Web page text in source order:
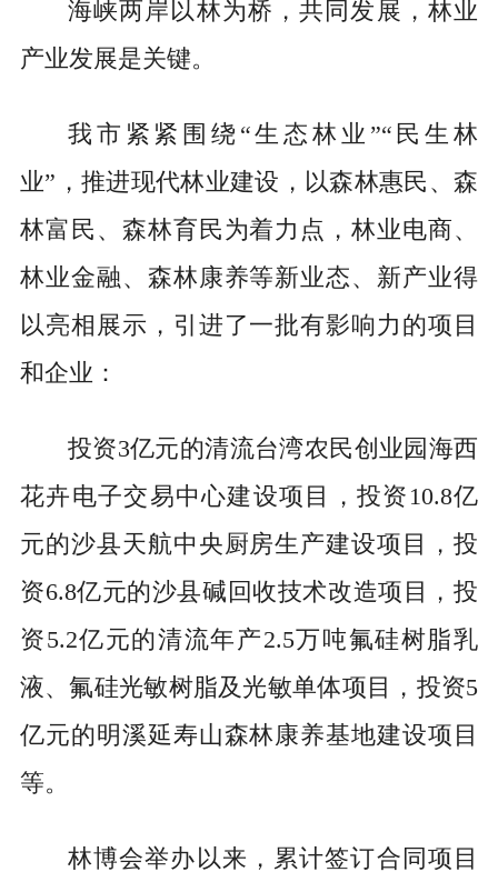
海峡两岸以林为桥，共同发展，林业
产业发展是关键。
我市紧紧围绕“生态林业”“民生林
业”，推进现代林业建设，以森林惠民、森
林富民、森林育民为着力点，林业电商、
林业金融、森林康养等新业态、新产业得
以亮相展示，引进了一批有影响力的项目
和企业：
投资3亿元的清流台湾农民创业园海西
花卉电子交易中心建设项目，投资10.8亿
元的沙县天航中央厨房生产建设项目，投
资6.8亿元的沙县碱回收技术改造项目，投
资5.2亿元的清流年产2.5万吨氟硅树脂乳
液、氟硅光敏树脂及光敏单体项目，投资5
亿元的明溪延寿山森林康养基地建设项目
等。
林博会举办以来，累计签订合同项目